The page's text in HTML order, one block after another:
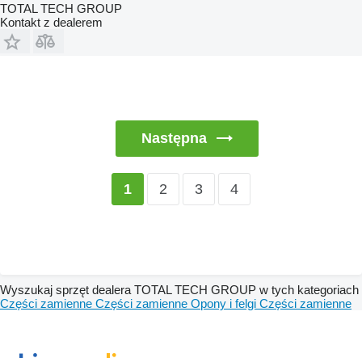
TOTAL TECH GROUP
Kontakt z dealerem
Następna
1 2 3 4
Wyszukaj sprzęt dealera TOTAL TECH GROUP w tych kategoriach
Części zamienne Części zamienne Opony i felgi Części zamienne